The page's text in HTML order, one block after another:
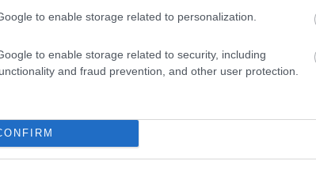
to enable storage related to personalization.
to enable storage related to security, including
and fraud prevention, and other user protection.